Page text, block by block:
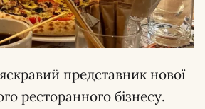
представник нової
ресторанного бізнесу.